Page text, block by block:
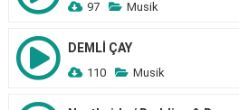
97 Musik
DEMLİ ÇAY
110 Musik